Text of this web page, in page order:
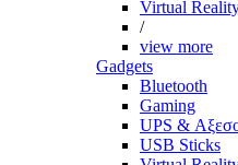
Virtual
/
view more
Gadgets
Bluetooth
Gaming
UPS &
USB Sticks